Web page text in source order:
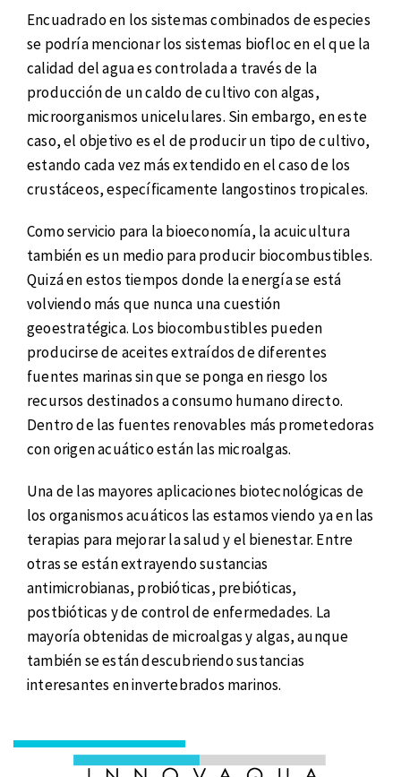
Encuadrado en los sistemas combinados de especies
se podría mencionar los sistemas biofloc en el que la
calidad del agua es controlada a través de la
producción de un caldo de cultivo con algas,
microorganismos unicelulares. Sin embargo, en este
caso, el objetivo es el de producir un tipo de cultivo,
estando cada vez más extendido en el caso de los
crustáceos, específicamente langostinos tropicales.
Como servicio para la bioeconomía, la acuicultura
también es un medio para producir biocombustibles.
Quizá en estos tiempos donde la energía se está
volviendo más que nunca una cuestión
geoestratégica. Los biocombustibles pueden
producirse de aceites extraídos de diferentes
fuentes marinas sin que se ponga en riesgo los
recursos destinados a consumo humano directo.
Dentro de las fuentes renovables más prometedoras
con origen acuático están las microalgas.
Una de las mayores aplicaciones biotecnológicas de
los organismos acuáticos las estamos viendo ya en las
terapias para mejorar la salud y el bienestar. Entre
otras se están extrayendo sustancias
antimicrobianas, probióticas, prebióticas,
postbióticas y de control de enfermedades. La
mayoría obtenidas de microalgas y algas, aunque
también se están descubriendo sustancias
interesantes en invertebrados marinos.